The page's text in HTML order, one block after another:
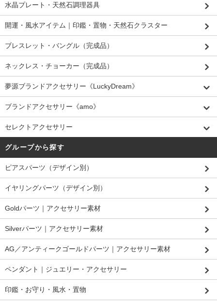
水晶プレート・天然石調理器具
開運・風水アイテム｜印鑑・置物・天然石クラスター
ブレスレット・バングル（完成品）
ネックレス・チョーカー（完成品）
夢源ブランドアクセサリー《LuckyDream》
ブランドアクセサリー《amo》
セレクトアクセサリー
グループから探す
ピアスパーツ（デザイン別）
イヤリングパーツ（デザイン別）
Goldパーツ｜アクセサリー素材
Silverパーツ｜アクセサリー素材
AG／アンティークゴールドパーツ｜アクセサリー素材
ペンダント｜ジュエリー・アクセサリー
印鑑・お守り・風水・置物